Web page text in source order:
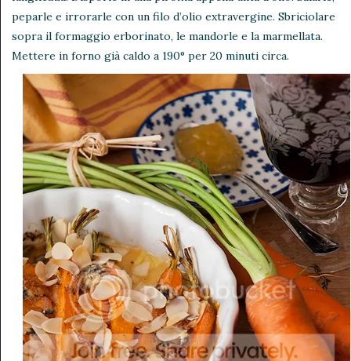
peparle e irrorarle con un filo d’olio extravergine. Sbriciolare
sopra il formaggio erborinato, le mandorle e la marmellata.
Mettere in forno già caldo a 190° per 20 minuti circa.